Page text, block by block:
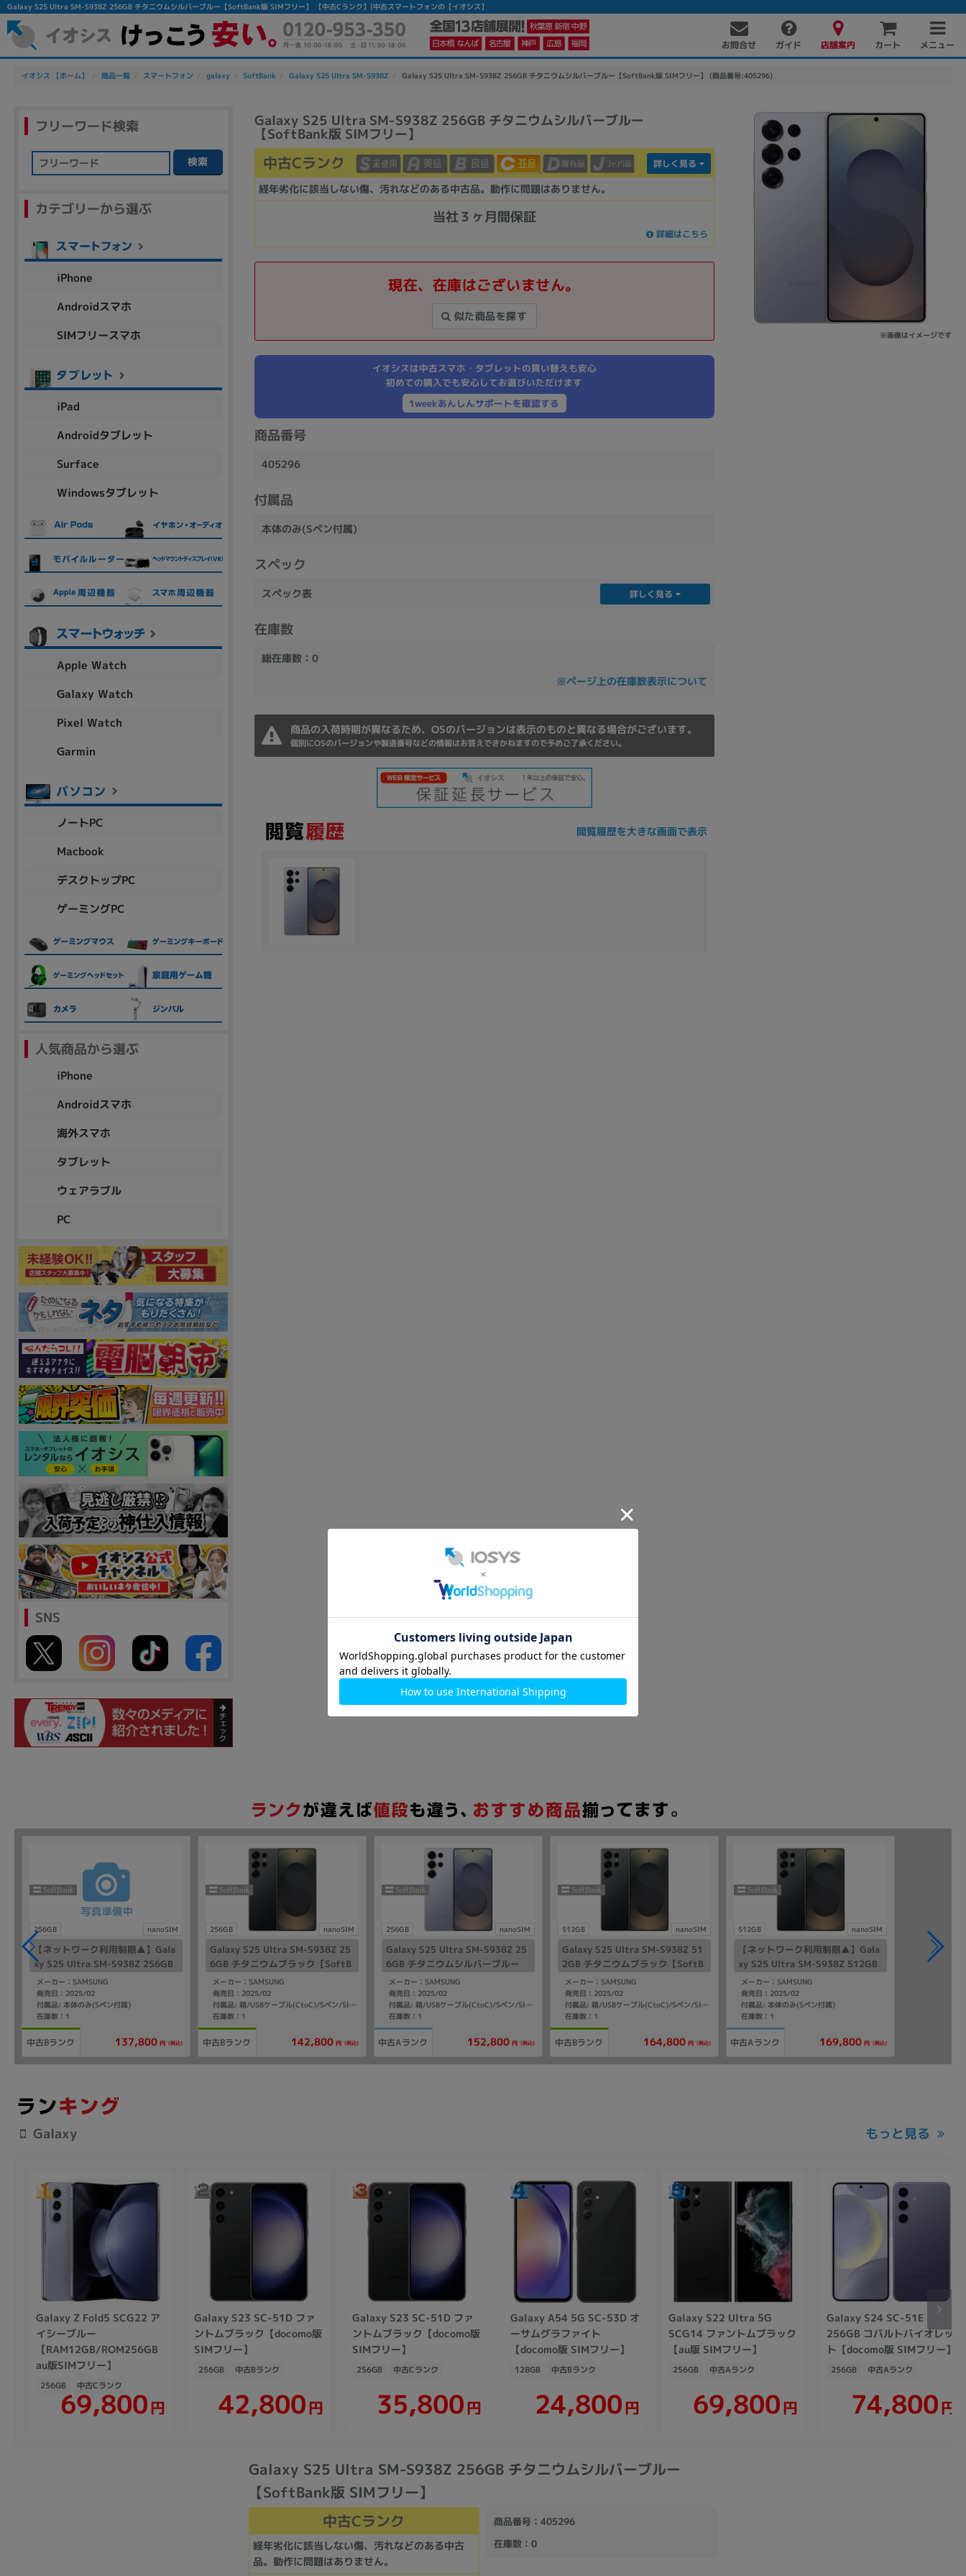
Galaxy S25 Ultra SM-S938Z 256GB チタニウムシルバーブルー【SoftBank版 SIMフリー】 【中古Cランク】|中古スマートフォンの【イオシス】
お問合せ ガイド 店舗案内 カート メニュー
イオシス 【ホーム】 商品一覧 スマートフォン galaxy SoftBank Galaxy S25 Ultra SM-S938Z Galaxy S25 Ultra SM-S938Z 256GB チタニウムシルバーブルー【SoftBank版 SIMフリー】 (商品番号:405296)
Galaxy S25 Ultra SM-S938Z 256GB チタニウムシルバーブルー
【SoftBank版 SIMフリー】
※画像はイメージです
中古Cランク
経年劣化に該当しない傷、汚れなどのある中古品。動作に問題はありません。
詳しく見る
当社３ヶ月間保証
詳細はこちら
現在、在庫はございません。
似た商品を探す
イオシスは中古スマホ・タブレットの買い替えも安心
初めての購入でも安心してお選びいただけます
1weekあんしんサポートを確認する
商品番号
405296
付属品
本体のみ(Sペン付属)
スペック
スペック表 詳しく見る
在庫数
総在庫数：0
※ページ上の在庫数表示について
商品の入荷時期が異なるため、OSのバージョンは表示のものと異なる場合がございます。
個別にOSのバージョンや製造番号などの情報はお答えできかねますので予めご了承ください。
閲覧履歴を大きな画面で表示
フリーワード検索
検索
カテゴリーから選ぶ
iPhone
Androidスマホ
SIMフリースマホ
iPad
Androidタブレット
Surface
Windowsタブレット
Apple Watch
Galaxy Watch
Pixel Watch
Garmin
ノートPC
Macbook
デスクトップPC
ゲーミングPC
人気商品から選ぶ
iPhone
Androidスマホ
海外スマホ
タブレット
ウェアラブル
PC
SNS
256GB nanoSIM
【ネットワーク利用制限▲】Gala
xy S25 Ultra SM-S938Z 256GB
チタニウムシルバーブルー【Soft
Bank版 SIMフリー】
メーカー：SAMSUNG
発売日：2025/02
付属品: 本体のみ(Sペン付属)
在庫数：1
中古Bランク 137,800 円 (税込)
256GB nanoSIM
Galaxy S25 Ultra SM-S938Z 25
6GB チタニウムブラック【SoftB
ank版 SIMフリー】
メーカー：SAMSUNG
発売日：2025/02
付属品: 箱/USBケーブル(CtoC)/Sペン/SIM取り出し用ピン/マニュアル
在庫数：1
中古Bランク 142,800 円 (税込)
256GB nanoSIM
Galaxy S25 Ultra SM-S938Z 25
6GB チタニウムシルバーブルー
【SoftBank版 SIMフリー】
メーカー：SAMSUNG
発売日：2025/02
付属品: 箱/USBケーブル(CtoC)/Sペン/SIM取り出し用ピン/マニュアル
在庫数：1
中古Aランク 152,800 円 (税込)
512GB nanoSIM
Galaxy S25 Ultra SM-S938Z 51
2GB チタニウムブラック【SoftB
ank版 SIMフリー】
メーカー：SAMSUNG
発売日：2025/02
付属品: 箱/USBケーブル(CtoC)/Sペン/SIM取り出し用ピン/マニュアル
在庫数：1
中古Bランク 164,800 円 (税込)
512GB nanoSIM
【ネットワーク利用制限▲】Gala
xy S25 Ultra SM-S938Z 512GB
チタニウムブラック【SoftBank
版 SIMフリー】
メーカー：SAMSUNG
発売日：2025/02
付属品: 本体のみ(Sペン付属)
在庫数：1
中古Aランク 169,800 円 (税込)
Galaxy もっと見る
Galaxy Z Fold5 SCG22 ア
イシーブルー
【RAM12GB/ROM256GB
au版SIMフリー】
256GB 中古Cランク
69,800円
Galaxy S23 SC-51D ファ
ントムブラック【docomo版
SIMフリー】
256GB 中古Bランク
42,800円
Galaxy S23 SC-51D ファ
ントムブラック【docomo版
SIMフリー】
256GB 中古Cランク
35,800円
Galaxy A54 5G SC-53D オ
ーサムグラファイト
【docomo版 SIMフリー】
128GB 中古Bランク
24,800円
Galaxy S22 Ultra 5G
SCG14 ファントムブラック
【au版 SIMフリー】
256GB 中古Aランク
69,800円
Galaxy S24 SC-51E
256GB コバルトバイオレッ
ト【docomo版 SIMフリー】
256GB 中古Aランク
74,800円
Galaxy S25 Ultra SM-S938Z 256GB チタニウムシルバーブルー
【SoftBank版 SIMフリー】
中古Cランク
経年劣化に該当しない傷、汚れなどのある中古
品。動作に問題はありません。
商品番号：405296
在庫数：0
かんたんパソコン検索に切り替える
除外ワード
人気の検索ワード：Let's note EliteBook
カテゴリー
ノートPC デスクPC
商品シリーズ名・ブランド名の絞り込み。
Thinkpad VAIO
aspire Inspiron
メーカー
Apple SONY TOSHIBA Panasonic FUJITSU
Asus HP
商品の搭載機能による絞り込み
Webカメラ内蔵
ランク
商品状態の絞り込み
新品/未使用 中古 新品 Aランク
その他
メモリ
~
容量
~
モニタサイズ
円 ～
各項目のチェックボックスは「or検索」となります。